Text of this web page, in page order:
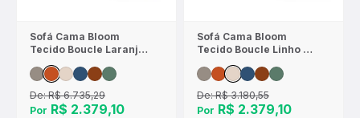
Sofá Cama Bloom
Tecido Boucle Laranja
- Sofá na Caixa
De:R$ 6.735,29
Por R$ 2.379,10
Sofá Cama Bloom
Tecido Boucle Linho -
Sofá na Caixa
De:R$ 3.180,55
Por R$ 2.379,10